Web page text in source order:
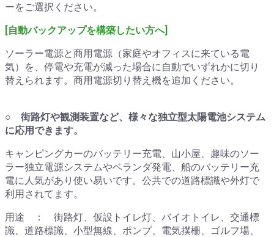
ーをご選択ください。
[自動バックアップを構築したい方へ]
ソーラー電源と商用電源（家庭やオフィスに来ている電
気）を、停電や充電が減った場合に自動でいずれかに切り
替えられます。商用電源切り替え機を追加ください。
○ 街路灯や観測装置など、様々な独立型太陽電池システム
に応用できます。
キャンピングカーのバッテリー充電、山小屋、趣味のソー
ラー独立電源システムやベランダ発電、船のバッテリー充
電に人気があり使い易いです。公共での道路標識や外灯で
利用されてます。
用途 ： 街路灯、仮設トイレ灯、バイオトイレ、交通標
識、道路標識、小型無線、ポンプ、電気撲柵、ゴルフ場、